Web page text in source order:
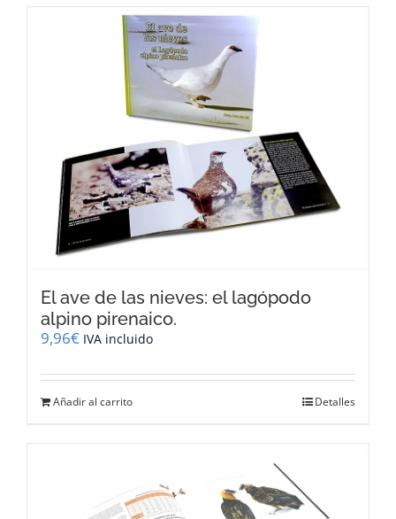
El ave de las nieves: el lagópodo
alpino pirenaico.
9,96€ IVA incluido
Añadir al carrito Detalles